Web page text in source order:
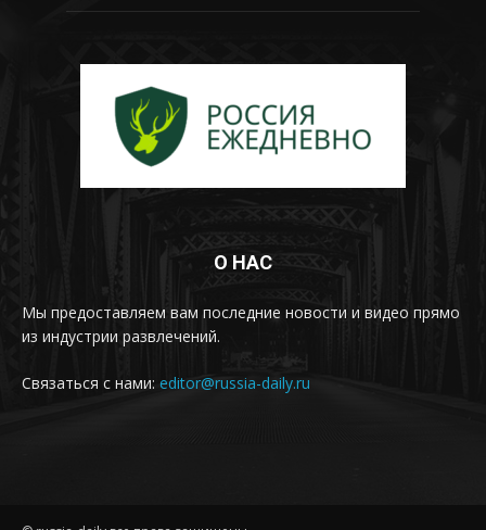
О НАС
Мы предоставляем вам последние новости и видео прямо
из индустрии развлечений.
Связаться с нами: editor@russia-daily.ru